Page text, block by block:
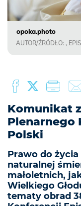
opoka.photo
AUTOR/ŹRÓDŁO: ,
Komunikat
Plenarnego
Polski
Prawo do
naturalnej
małoletnich,
Wielkiego
tematy obrad